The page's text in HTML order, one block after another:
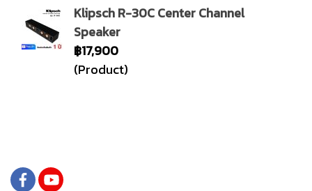
Klipsch R-30C Center Channel
Speaker
฿17,900
(Product)